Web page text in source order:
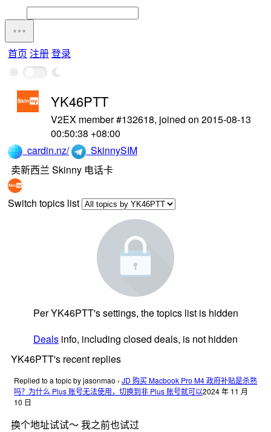
首页 注册登录
YK46PTT
V2EX member #132618, joined on 2015-08-13
00:50:38 +08:00
cardin.nz/
SkinnySIM
卖新西兰 Skinny 电话卡
Switch topics list
Per YK46PTT's settings, the topics list is hidden
Deals info, including closed deals, is not hidden
YK46PTT's recent replies
Replied to a topic by jasonmao › JD 购买 Macbook Pro M4 政府补贴是杀熟
吗？为什么 Plus 账号无法使用，切换到非 Plus 账号就可以2024 年 11 月
10 日
换个地址试试～ 我之前也试过